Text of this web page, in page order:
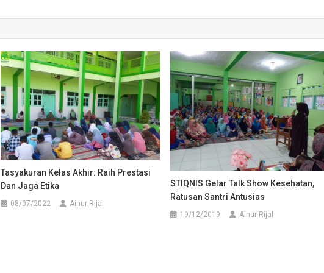
Tasyakuran Kelas Akhir: Raih Prestasi
Dan Jaga Etika
08/07/2022 Ainur Rijal
STIQNIS Gelar Talk Show Kesehatan,
Ratusan Santri Antusias
19/12/2019 Ainur Rijal